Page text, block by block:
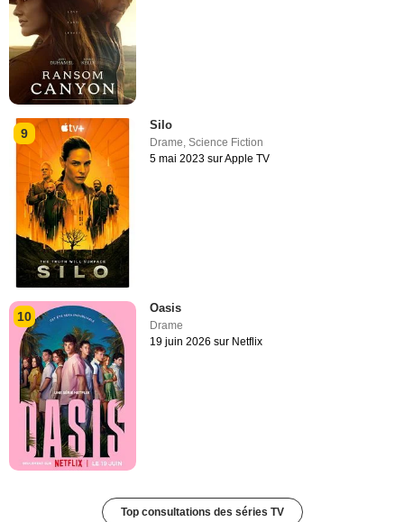
9
Silo
Drame ,Science Fiction
5 mai 2023 sur Apple TV
10
Oasis
Drame
19 juin 2026 sur Netflix
Top consultations des séries TV